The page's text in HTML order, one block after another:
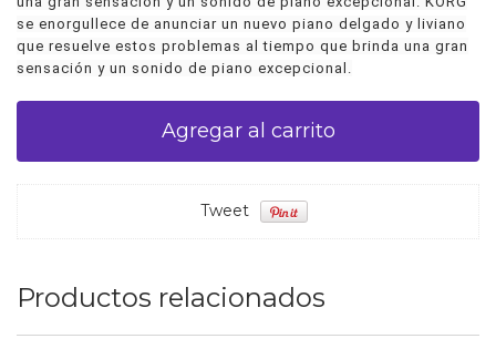
se enorgullece de anunciar un nuevo piano delgado y liviano
que resuelve estos problemas al tiempo que brinda una gran
sensación y un sonido de piano excepcional.
Tweet
Productos relacionados